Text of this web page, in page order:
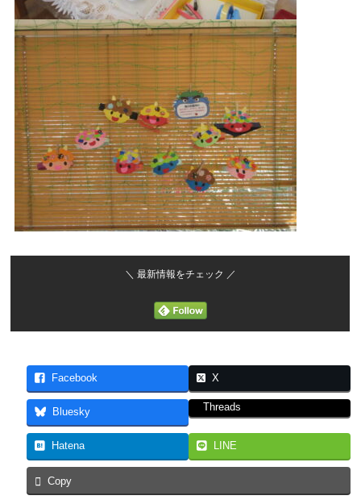
＼ 最新情報をチェック ／
Facebook X
Bluesky Threads
Hatena LINE
Copy